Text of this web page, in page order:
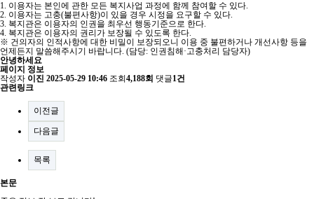
1. 이용자는 본인에 관한 모든 복지사업 과정에 함께 참여할 수 있다.
2. 이용자는 고충(불편사항)이 있을 경우 시정을 요구할 수 있다.
3. 복지관은 이용자의 인권을 최우선 행동기준으로 한다.
4. 복지관은 이용자의 권리가 보장될 수 있도록 한다.
※ 건의자의 인적사항에 대한 비밀이 보장되오니 이용 중 불편하거나 개선사항 등을
언제든지 말씀해주시기 바랍니다. (담당: 인권침해·고충처리 담당자)
안녕하세요
페이지 정보
작성자 이진 2025-05-29 10:46 조회 4,188회 댓글1건
관련링크
이전글
다음글
목록
본문